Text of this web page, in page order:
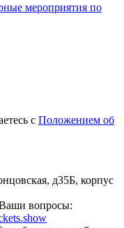
мероприятия по
с Положением об
д35Б, корпус
вопросы: